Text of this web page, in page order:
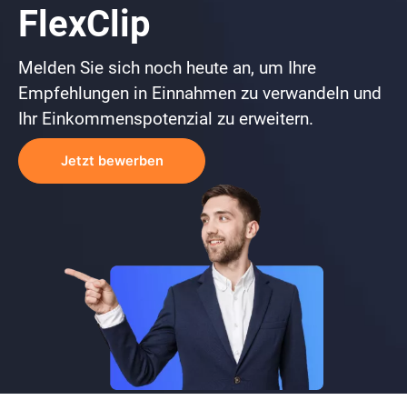
FlexClip
Melden Sie sich noch heute an, um Ihre
Empfehlungen in Einnahmen zu verwandeln und
Ihr Einkommenspotenzial zu erweitern.
Jetzt bewerben